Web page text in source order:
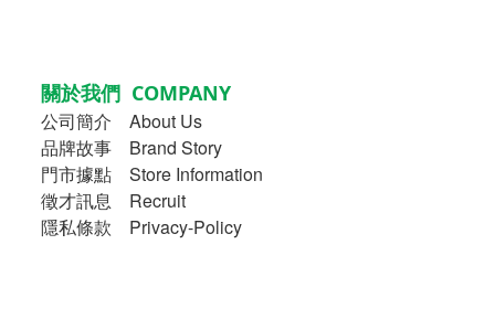
關於我們 COMPANY
公司簡介
About Us
品牌故事
Brand Story
門市據點 Store Information
徵才訊息 Recruit
隱私條款 Privacy-Policy